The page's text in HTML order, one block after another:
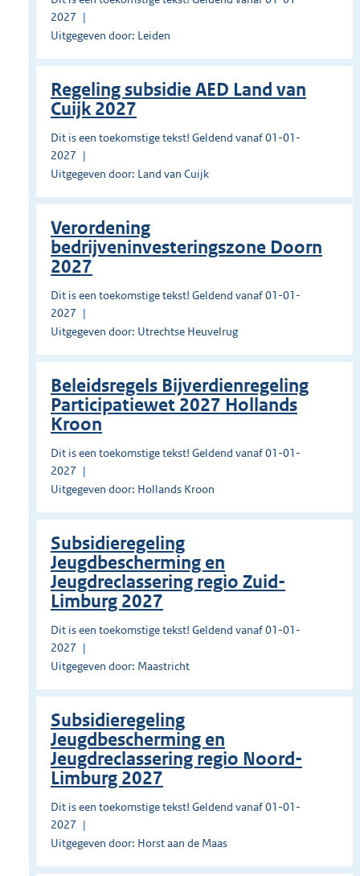
2027
Uitgegeven door: Leiden
Regeling subsidie AED Land van
Cuijk 2027
Dit is een toekomstige tekst! Geldend vanaf 01-01-
2027
Uitgegeven door: Land van Cuijk
Verordening
bedrijveninvesteringszone Doorn
2027
Dit is een toekomstige tekst! Geldend vanaf 01-01-
2027
Uitgegeven door: Utrechtse Heuvelrug
Beleidsregels Bijverdienregeling
Participatiewet 2027 Hollands
Kroon
Dit is een toekomstige tekst! Geldend vanaf 01-01-
2027
Uitgegeven door: Hollands Kroon
Subsidieregeling
Jeugdbescherming en
Jeugdreclassering regio Zuid-
Limburg 2027
Dit is een toekomstige tekst! Geldend vanaf 01-01-
2027
Uitgegeven door: Maastricht
Subsidieregeling
Jeugdbescherming en
Jeugdreclassering regio Noord-
Limburg 2027
Dit is een toekomstige tekst! Geldend vanaf 01-01-
2027
Uitgegeven door: Horst aan de Maas